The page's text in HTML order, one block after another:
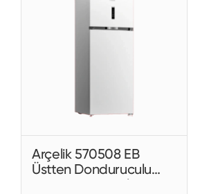
Arçelik 570508 EB
Üstten Donduruculu
No-Frost Buzdolabı